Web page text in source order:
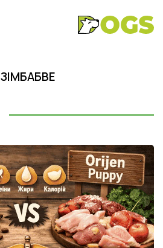
ЗІМБАБВЕ